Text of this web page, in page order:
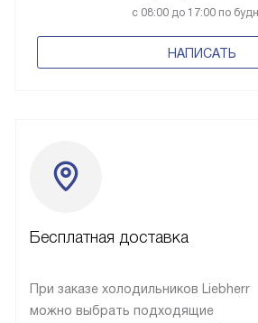
с 08:00 до 17:00 по
НАПИСАТЬ
Бесплатная доставка
При заказе холодильников Liebherr
можно выбрать подходящие